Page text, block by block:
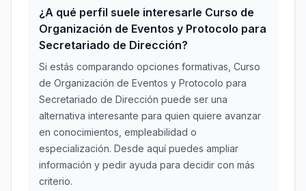
¿A qué perfil suele interesarle Curso de
Organización de Eventos y Protocolo para
Secretariado de Dirección?
Si estás comparando opciones formativas, Curso
de Organización de Eventos y Protocolo para
Secretariado de Dirección puede ser una
alternativa interesante para quien quiere avanzar
en conocimientos, empleabilidad o
especialización. Desde aquí puedes ampliar
información y pedir ayuda para decidir con más
criterio.